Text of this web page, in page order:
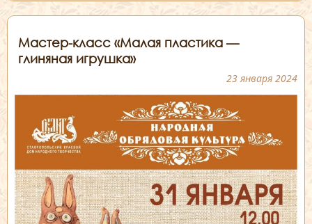
Мастер-класс «Малая пластика —
глиняная игрушка»
23 января 2024